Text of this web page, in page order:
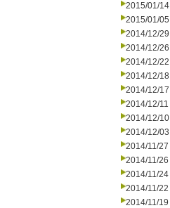
2015/01/14
2015/01/05
2014/12/29
2014/12/26
2014/12/22
2014/12/18
2014/12/17
2014/12/11
2014/12/10
2014/12/03
2014/11/27
2014/11/26
2014/11/24
2014/11/22
2014/11/19